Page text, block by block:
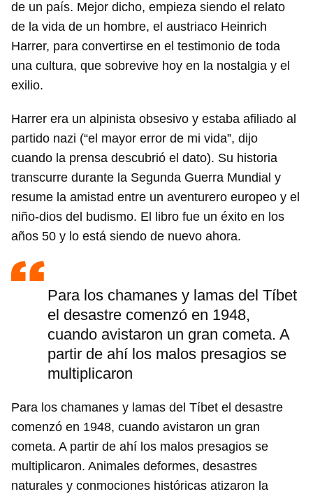
de un país. Mejor dicho, empieza siendo el relato
de la vida de un hombre, el austriaco Heinrich
Harrer, para convertirse en el testimonio de toda
una cultura, que sobrevive hoy en la nostalgia y el
exilio.
Harrer era un alpinista obsesivo y estaba afiliado al
partido nazi (“el mayor error de mi vida”, dijo
cuando la prensa descubrió el dato). Su historia
transcurre durante la Segunda Guerra Mundial y
resume la amistad entre un aventurero europeo y el
niño-dios del budismo. El libro fue un éxito en los
años 50 y lo está siendo de nuevo ahora.
Para los chamanes y lamas del Tíbet
el desastre comenzó en 1948,
cuando avistaron un gran cometa. A
partir de ahí los malos presagios se
multiplicaron
Para los chamanes y lamas del Tíbet el desastre
comenzó en 1948, cuando avistaron un gran
cometa. A partir de ahí los malos presagios se
multiplicaron. Animales deformes, desastres
naturales y conmociones históricas atizaron la